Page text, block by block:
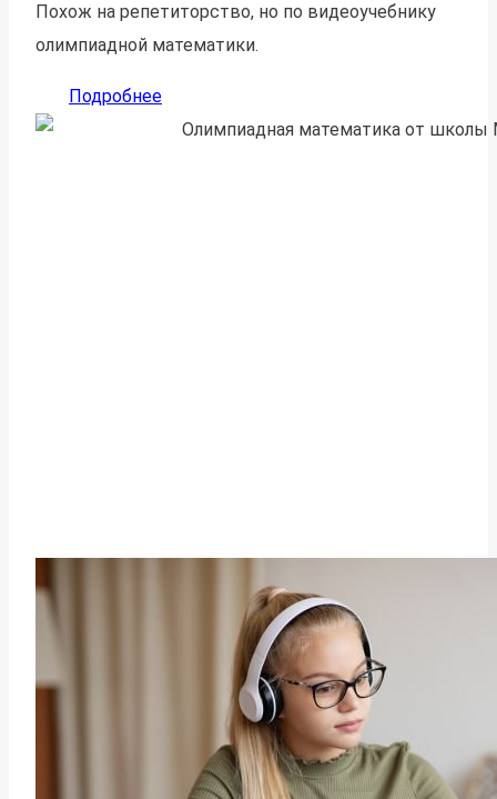
Похож на репетиторство, но по видеоучебнику
олимпиадной математики.
Подробнее